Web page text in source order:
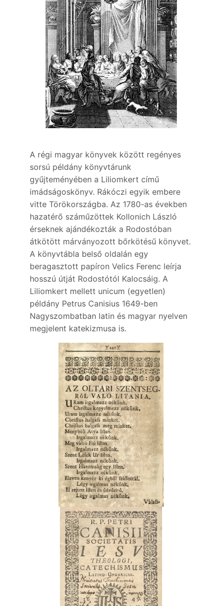
A régi magyar könyvek között regényes
sorsú példány könyvtárunk
gyűjteményében a Liliomkert című
imádságoskönyv. Rákóczi egyik embere
vitte Törökországba. Az 1780-as években
hazatérő száműzöttek Kollonich László
érseknek ajándékozták a Rodostóban
átkötött márványozott bőrkötésű könyvet.
A könyvtábla belső oldalán egy
beragasztott papíron Velics Ferenc leírja
hosszú útját Rodostótól Kalocsáig. A
Liliomkert mellett unicum (egyetlen)
példány Petrus Canisius 1649-ben
Nagyszombatban latin és magyar nyelven
megjelent katekizmusa is.